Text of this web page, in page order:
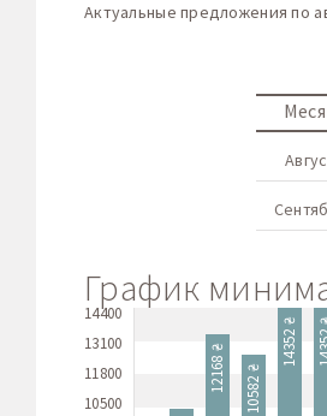
Актуальные предложения по
График
14400
13100
11800
10500
12168 ₴ 10582 ₴
14352 ₴